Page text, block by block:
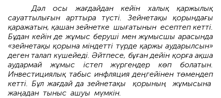
Дәл осы жағдайдан кейін халық қаржылық
сауаттылығын артты­ра түсті. Зейнетақы қорындағы
қаражатын, қашан зейнетке­ шығатынын есептеп кетті.
Бұдан кейін де жұмыс беруші­ мен жұмысшы арасында
«зейнетақы қорына міндетті түрде қаржы аударылс­ын»
деген талап күшейеді. Әйтпесе, бұған дейін қорға ақша
аудармай жұмыс істеп жүргендер көп болатын.
Инвестици­ялық табыс инфляция деңгейінен төмендеп
кетті. Бұл жағдай да зейнетақ­ы қорының жұмысына
жаңадан тыныс ашуы мүмкін.